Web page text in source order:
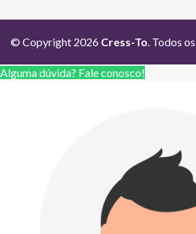
© Copyright 2026 Cress-To. Todos
Alguma dúvida? Fale conosco!